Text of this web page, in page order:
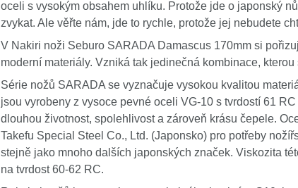
oceli s vysokým obsahem uhlíku. Protože jde o japonský
zvykat. Ale věřte nám, jde to rychle, protože jej nebudete
V Nakiri noži Seburo SARADA Damascus 170mm si
moderní materiály. Vzniká tak jedinečná kombinace,
Série nožů SARADA se vyznačuje vysokou kvalitou
jsou vyrobeny z vysoce pevné oceli VG-10 s tvrdostí 61
dlouhou životnost, spolehlivost a zároveň krásu čepele.
Takefu Special Steel Co., Ltd. (Japonsko) pro potřeby
stejně jako mnoho dalších japonských značek. Viskozita
na tvrdost 60-62 RC.